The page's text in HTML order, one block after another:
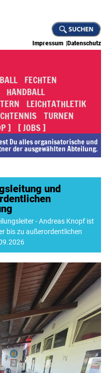
Impressum Datenschutz
FECHTEN
HANDBALL
LEICHTATHLETIK
TURNEN
] [ JOBS ]
Du alles or­ga­ni­sa­to­rische und
der ausgewählten Abteilung.
und
- Andreas Knopf ist
bis zu außerordentlichen